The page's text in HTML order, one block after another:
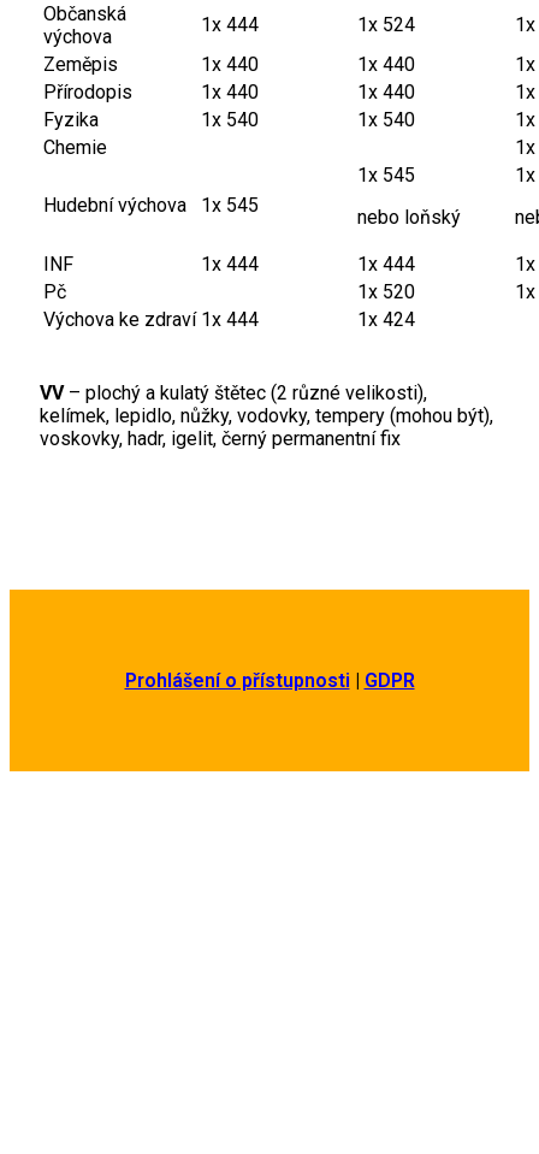
Občanská
výchova
1x 444 1x 524
Zeměpis
1x 440 1x 440
Přírodopis
1x 440 1x 440
Fyzika
1x 540 1x 540
Chemie
Hudební výchova 1x 545
1x 545
nebo loňský
INF 1x 444 1x 444
Pč
1x 520
Výchova ke zdraví 1x 444 1x 424
VV– plochý a kulatý štětec (2 různé velikosti),
kelímek, lepidlo, nůžky, vodovky, tempery (mohou být),
voskovky, hadr, igelit, černý permanentní fix
Prohlášení o přístupnosti GDPR